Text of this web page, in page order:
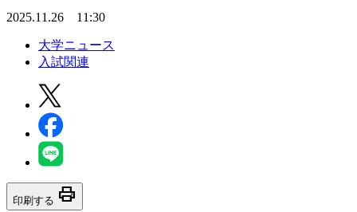
2025.11.26 11:30
大学ニュース
入試関連
印刷する print